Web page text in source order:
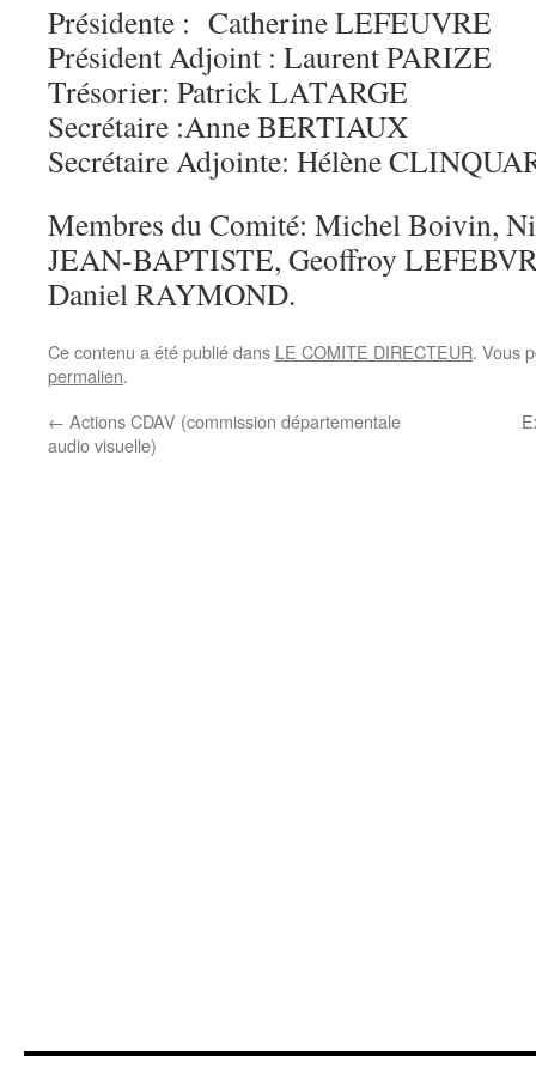
Présidente : Catherine LEFEUVRE
Président Adjoint : Laurent PARIZE
Trésorier: Patrick LATARGE
Secrétaire :Anne BERTIAUX
Secrétaire Adjointe: Hélène
Membres du Comité: Michel Boivin,
JEAN-BAPTISTE, Geoffroy
Daniel RAYMOND.
Ce contenu a été publié dans LE COMITE DIRECTEUR. Vous
permalien.
← Actions CDAV (commission départementale
audio visuelle)